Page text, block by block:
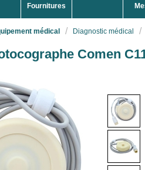
Fournitures
médical Diagnostic médical
Comen